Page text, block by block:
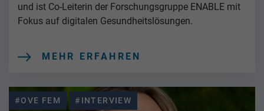
und ist Co-Leiterin der Forschungsgruppe ENABLE mit
Fokus auf digitalen Gesundheitslösungen.
MEHR ERFAHREN
#OVE FEM #INTERVIEW